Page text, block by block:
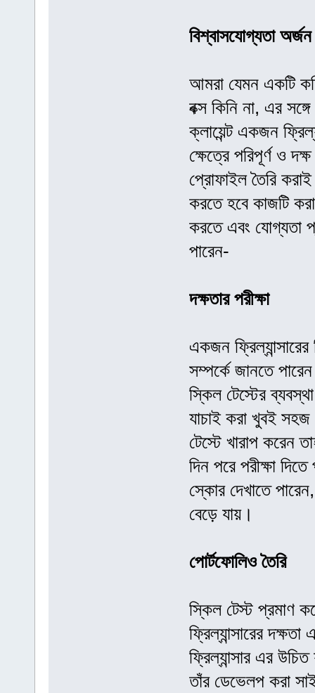
বিশ্বাসযোগ্যতা
আমরা যেমন একটি
বক্স কিনি না, এর
ক্লায়েন্ট একজন
ক্ষেত্রে পরিপূর্ণ ও
প্রোফাইল তৈরি
করতে হবে কাজটি
করতে এবং যোগ্যতা
পারেন-
দক্ষতার পরীক্ষা
একজন
সম্পর্কে জানতে
স্কিল টেস্টের
যাচাই করা খুবই
টেস্টে খারাপ করেন
দিন পরে পরীক্ষা
স্কোর দেখাতে
বেড়ে যায়।
পোর্টফোলিও তৈরি
স্কিল টেস্ট প্রমাণ
ফ্রিল্যান্সারের
ফ্রিল্যান্সার এর
তাঁর ডেভেলপ করা